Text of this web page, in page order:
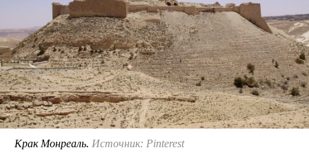
Крак Монреаль. Источник: Pinterest